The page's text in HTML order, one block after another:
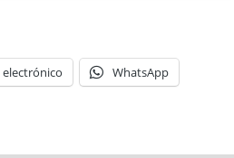
WhatsApp